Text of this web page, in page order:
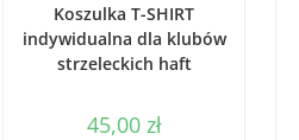
Koszulka T-SHIRT
indywidualna dla klubów
strzeleckich haft
45,00 zł